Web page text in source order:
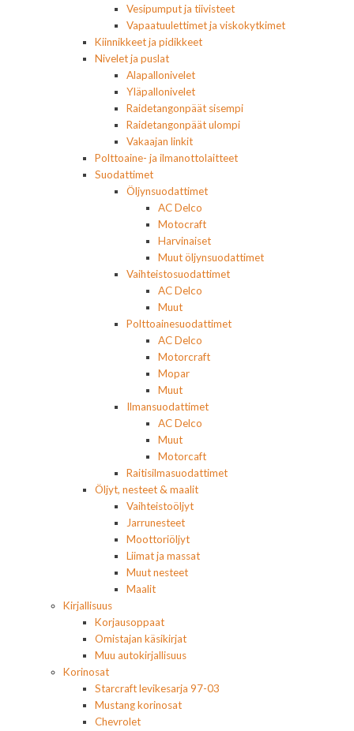
Vesipumput ja tiivisteet
Vapaatuulettimet ja viskokytkimet
Kiinnikkeet ja pidikkeet
Nivelet ja puslat
Alapallonivelet
Yläpallonivelet
Raidetangonpäät sisempi
Raidetangonpäät ulompi
Vakaajan linkit
Polttoaine- ja ilmanottolaitteet
Suodattimet
Öljynsuodattimet
AC Delco
Motocraft
Harvinaiset
Muut öljynsuodattimet
Vaihteistosuodattimet
AC Delco
Muut
Polttoainesuodattimet
AC Delco
Motorcraft
Mopar
Muut
Ilmansuodattimet
AC Delco
Muut
Motorcaft
Raitisilmasuodattimet
Öljyt, nesteet & maalit
Vaihteistoöljyt
Jarrunesteet
Moottoriöljyt
Liimat ja massat
Muut nesteet
Maalit
Kirjallisuus
Korjausoppaat
Omistajan käsikirjat
Muu autokirjallisuus
Korinosat
Starcraft levikesarja 97-03
Mustang korinosat
Chevrolet